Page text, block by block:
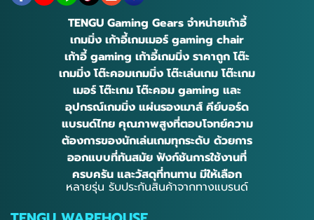
TENGU Gaming Gears จำหน่ายเก้าอี้
เกมมิ่ง เก้าอี้เกมเมอร์ gaming chair
เก้าอี้ gaming เก้าอี้เกมมิ่ง ราคาถูก โต๊ะ
เกมมิ่ง โต๊ะคอมเกมมิ่ง โต๊ะเล่นเกม โต๊ะเกม
เมอร์ โต๊ะเกม โต๊ะคอม gaming และ
อุปกรณ์เกมมิ่ง แผ่นรองเมาส์ คีย์บอร์ด
แบรนด์ไทย คุณภาพสูงที่ตอบโจทย์ความ
ต้องการของนักเล่นเกมทุกระดับ ด้วยการ
ออกแบบที่ทันสมัย ฟังก์ชันการใช้งานที่
ครบครัน และวัสดุที่ทนทาน มีให้เลือก
หลายรุ่น รับประกันสินค้าจากทางแบรนด์